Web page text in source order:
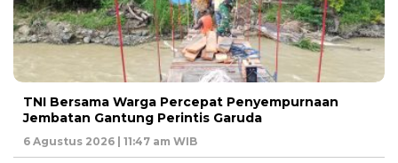
TNI Bersama Warga Percepat Penyempurnaan
Jembatan Gantung Perintis Garuda
6 Agustus 2026 | 11:47 am WIB